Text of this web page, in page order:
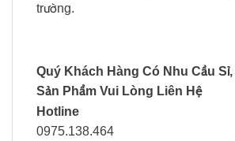
trường.
Quý Khách Hàng Có Nhu Cầu
Sản Phẩm Vui Lòng Liên Hệ
Hotline
0975.138.464